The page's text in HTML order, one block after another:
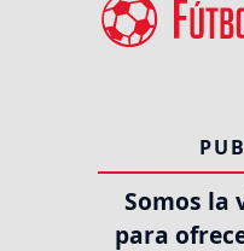
Somos la
para